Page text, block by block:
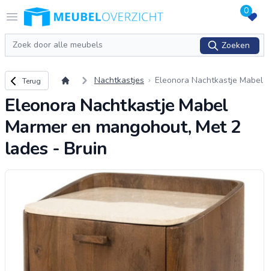
Open menu
Logo Meubeloverzicht.nl 0
Zoeken
Zoeken
Terug naar overzicht
Terug Nachtkastjes
Eleonora Nachtkastje Mabel
2 lades - Bruin
Eleonora Nachtkastje Mabel
Marmer en mangohout, Met 2
lades - Bruin